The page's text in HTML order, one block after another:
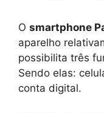
O smartphone
aparelho
possibilita três
Sendo elas:
conta digital.